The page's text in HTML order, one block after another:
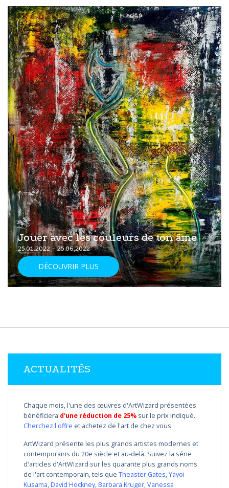
Jouer avec les couleurs de ton âme
25.01.2022 - 25.06.2022
DÉCOUVRIR PLUS
ACTUALITÉS
Chaque mois, l'une des œuvres d'ArtWizard présentées
bénéficiera d'une réduction de 25% sur le prix indiqué.
Cherchez l'offre et achetez de l'art de chez vous.
ArtWizard présente les plus grands artistes modernes et
contemporains du 20e siècle et au-delà. Suivez la série
d'articles d'ArtWizard sur les quarante plus grands noms
de l'art contemporain, tels que Theaster Gates,Yayoi
Kusama,David Hockney,Barbara Kruger,Vanessa